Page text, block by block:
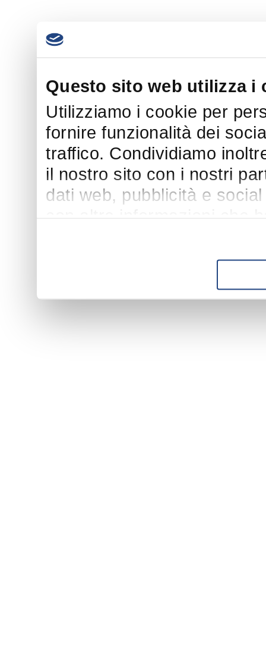
Questo sito web utilizza i
Utilizziamo i cookie per
fornire funzionalità dei
traffico. Condividiamo
il nostro sito con i nostri
dati web, pubblicità e